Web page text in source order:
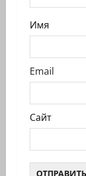
Имя
Email
Сайт